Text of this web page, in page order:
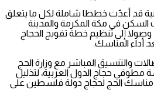
قد أعدّت خططا شاملة لكل ما يتعلق
السكن في مكة المكرمة والمدينة
وصولا إلى تنظيم خطة تفويج الحجاج
أداء المناسك.
والتنسيق المباشر مع وزارة الحج
حجاج الدول العربية، لتذليل
مناسك الحج لحجاج دولة فلسطين على